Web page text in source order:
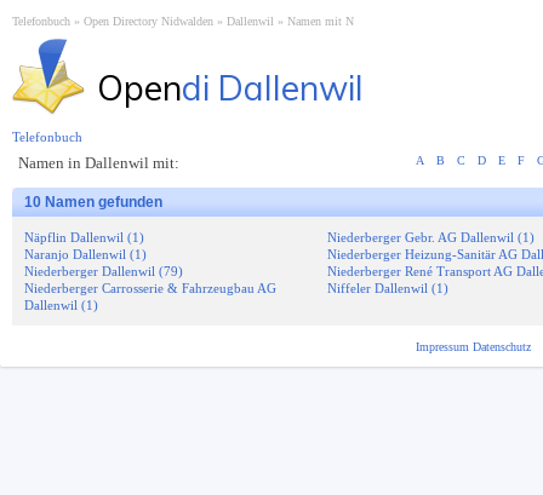
Telefonbuch Open Directory Nidwalden Dallenwil Namen mit N
Opendi Dallenwil
Namen in Dallenwil mit: A B C D E F
10 Namen gefunden
Näpflin Dallenwil (1)
Naranjo Dallenwil (1)
Niederberger Dallenwil (79)
Niederberger Carrosserie & Fahrzeugbau AG
Dallenwil (1)
Niederberger Gebr. AG Dallenwil (1)
Niederberger Heizung-Sanitär AG
Niederberger René Transport AG
Niffeler Dallenwil (1)
Telefonbuch
Impressum Datenschutz